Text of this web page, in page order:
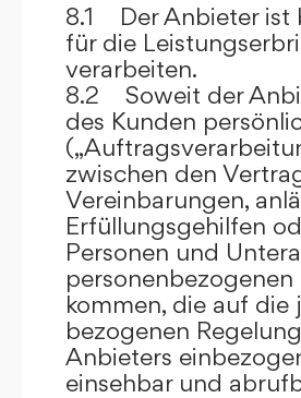
8.1 Der Anbieter ist
für die
verarbeiten.
8.2 Soweit der
des Kunden
zwischen den
Vereinbarungen,
Erfüllungsgehilfen
Personen und
kommen, die auf
bezogenen
Anbieters
einsehbar und